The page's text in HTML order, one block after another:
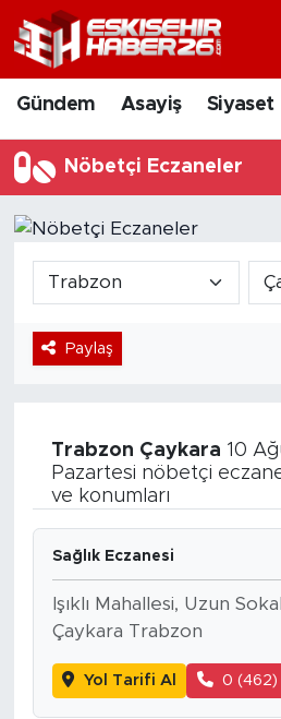
Gündem Asayiş Siyaset
Nöbetçi Eczaneler
Paylaş
Trabzon Çaykara 10
Pazartesi nöbetçi
ve konumları
Sağlık Eczanesi
Işıklı Mahallesi, Uzun
Çaykara Trabzon
Yol Tarifi Al 0 (462)
Gündem
Asayiş
Siyaset
Sağlık
Ekonomi
Sanat
Bölge
Teknoloji
Magazin
Dünya
Nöbetçi Eczaneler
Hava Durumu
Trafik Durumu
Tüm Manşetler
Son Dakika Haberleri